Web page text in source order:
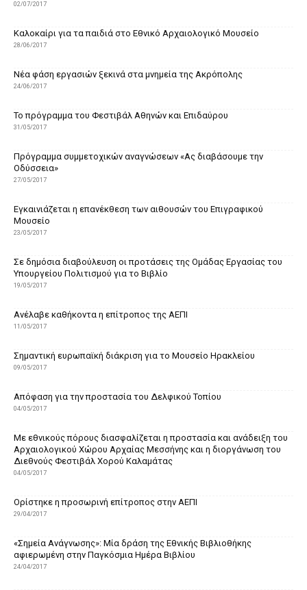
02/07/2017
Καλοκαίρι για τα παιδιά στο Εθνικό Αρχαιολογικό Μουσείο
28/06/2017
Nέα φάση εργασιών ξεκινά στα μνημεία της Ακρόπολης
24/06/2017
Το πρόγραμμα του Φεστιβάλ Αθηνών και Επιδαύρου
31/05/2017
Πρόγραμμα συμμετοχικών αναγνώσεων «Ας διαβάσουμε την
Οδύσσεια»
27/05/2017
Εγκαινιάζεται η επανέκθεση των αιθουσών του Επιγραφικού
Μουσείο
23/05/2017
Σε δημόσια διαβούλευση οι προτάσεις της Ομάδας Εργασίας του
Υπουργείου Πολιτισμού για το Βιβλίο
19/05/2017
Ανέλαβε καθήκοντα η επίτροπος της ΑΕΠΙ
11/05/2017
Σημαντική ευρωπαϊκή διάκριση για το Μουσείο Ηρακλείου
09/05/2017
Απόφαση για την προστασία του Δελφικού Τοπίου
04/05/2017
Με εθνικούς πόρους διασφαλίζεται η προστασία και ανάδειξη του
Αρχαιολογικού Χώρου Αρχαίας Μεσσήνης και η διοργάνωση του
Διεθνούς Φεστιβάλ Χορού Καλαμάτας
04/05/2017
Ορίστηκε η προσωρινή επίτροπος στην ΑΕΠΙ
29/04/2017
«Σημεία Ανάγνωσης»: Μία δράση της Εθνικής Βιβλιοθήκης
αφιερωμένη στην Παγκόσμια Ημέρα Βιβλίου
24/04/2017